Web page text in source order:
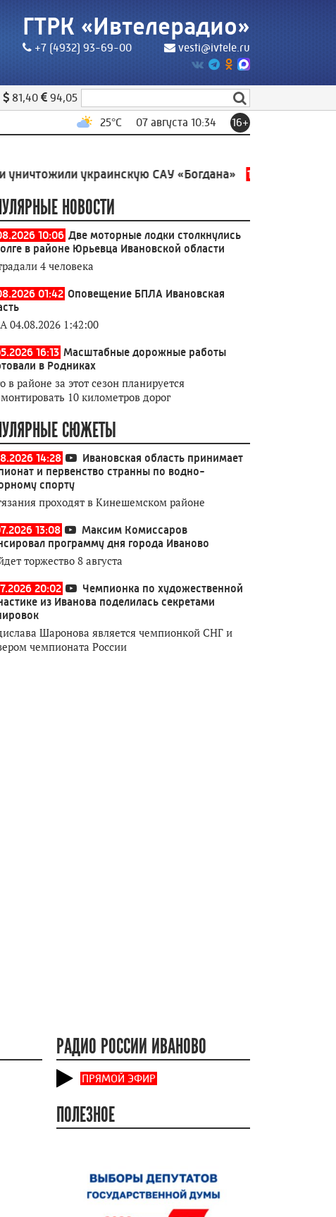
ГТРК «Ивтелерадио»
+7 (4932) 93-69-00 vesti@ivtele.ru
81,40
94,05
25°C 07 августа 10:34 16+
украинскую САУ «Богдана» 10:02 Лауреатами
НОВОСТИ
10:06 Две моторные лодки столкнулись
в районе Юрьевца Ивановской области
4 человека
01:42 Оповещение БПЛА Ивановская
04.08.2026 1:42:00
16:13 Масштабные дорожные работы
в Родниках
в районе за этот сезон планируется
10 километров дорог
СЮЖЕТЫ
14:28
Ивановская область принимает
и первенство странны по водно-
спорту
проходят в Кинешемском районе
13:08
Максим Комиссаров
программу дня города Иваново
торжество 8 августа
20:02
Чемпионка по художественной
из Иванова поделилась секретами
Шаронова является чемпионкой СНГ и
чемпионата России
РАДИО РОССИИ ИВАНОВО
ПРЯМОЙ ЭФИР
ПОЛЕЗНОЕ